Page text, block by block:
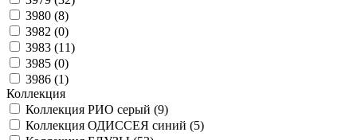
3980 (8)
3982 (0)
3983 (11)
3985 (0)
3986 (1)
Коллекция
Коллекция РИО серый (9)
Коллекция ОДИССЕЯ синий (5)